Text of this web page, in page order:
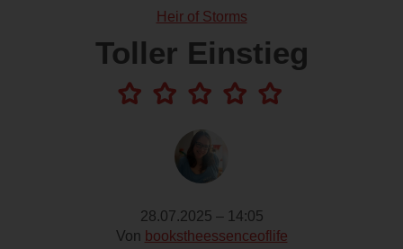
Heir of Storms
Toller Einstieg
28.07.2025 – 14:05
Von bookstheessenceoflife